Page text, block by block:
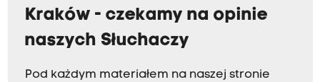
Kraków - czekamy na opinie
naszych Słuchaczy
Pod każdym materiałem na naszej stronie